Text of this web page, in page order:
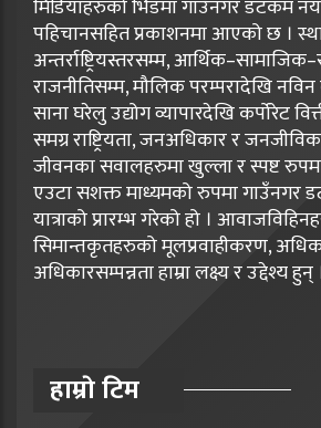
मिडियाहरुको भिडमा गाउँनगर डटकम
पहिचानसहित प्रकाशनमा आएको छ ।
अन्तर्राष्ट्रियस्तरसम्म,
राजनीतिसम्म, मौलिक परम्परादेखि नविन
साना घरेलु उद्योग व्यापारदेखि कर्पोरेट
समग्र राष्ट्रियता, जनअधिकार र
जीवनका सवालहरुमा खुल्ला र स्पष्ट
एउटा सशक्त माध्यमको रुपमा
यात्राको प्रारम्भ गरेको हो ।
सिमान्तकृतहरुको मूलप्रवाहीकरण,
अधिकारसम्पन्नता हाम्रा लक्ष्य र उद्देश्य हुन्
हाम्राे टिम